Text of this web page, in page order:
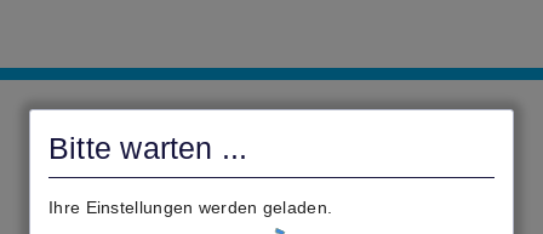
Bitte warten ...
Ihre Einstellungen werden geladen.